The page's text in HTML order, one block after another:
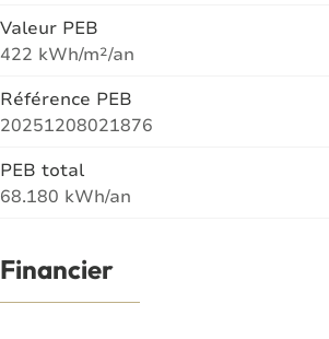
Valeur PEB
422 kWh/m²/an
Référence PEB
20251208021876
PEB total
68.180 kWh/an
Financier